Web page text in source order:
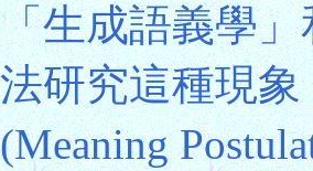
生成語義學
研究這種現